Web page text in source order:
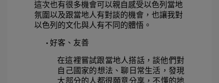
這次也有很多機會可以親自感受以色列當地
氛圍以及跟當地人有對談的機會，也讓我對
以色列的文化與人有不同的體悟。
• 好客、友善
在這裡嘗試跟當地人搭話，談他們對
自己國家的想法、聊日常生活，發現
大部分的人都很願意分享，不懂的地